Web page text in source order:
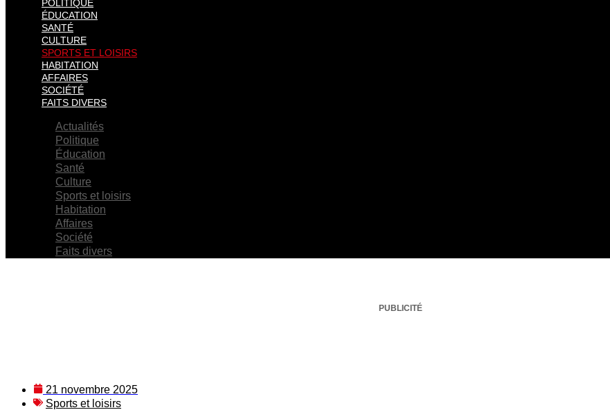
POLITIQUE
ÉDUCATION
SANTÉ
CULTURE
SPORTS ET LOISIRS
HABITATION
AFFAIRES
SOCIÉTÉ
FAITS DIVERS
Actualités
Politique
Éducation
Santé
Culture
Sports et loisirs
Habitation
Affaires
Société
Faits divers
PUBLICITÉ
21 novembre 2025
Sports et loisirs